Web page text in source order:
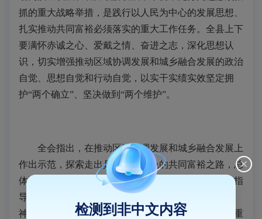
抓的重大战略举措，是践行以人民为中心的发展思想、
扎实推动共同富裕必须落实的重大工作任务。全县上下
要满怀赤诚之心、爱戴之情、奋进之志，深化思想认
识，切实增强推动区域协调发展和城乡融合发展的政治
自觉、思想自觉和行动自觉，以实干实绩实效坚定拥
护“两个确立”、坚决做到“两个维护”。
全会指出，在推动区域协调发展和城乡融合发展上
作出示范，探索走出具有闽侯特色的共同富裕之路，总
体要求是：以习近平新时代中国特色社会主义思想为指
导，全面贯彻党的二十大和二十届二中、三中全会精
神，深入学习贯彻习近平总书记对福建、福州工作的重
检测到非中文内容